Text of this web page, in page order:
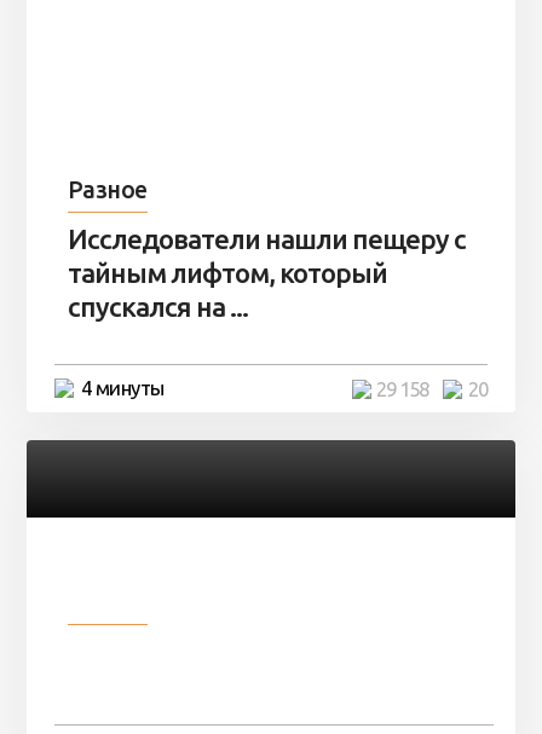
Разное
Исследователи нашли пещеру с
тайным лифтом, который
спускался на ...
4 минуты 20
29 158